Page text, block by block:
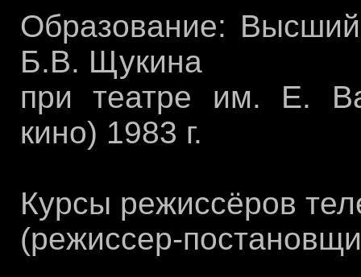
Образование:
Б.В. Щукина
при театре им. Е.
кино) 1983 г.
Курсы режиссёров
(режиссер-